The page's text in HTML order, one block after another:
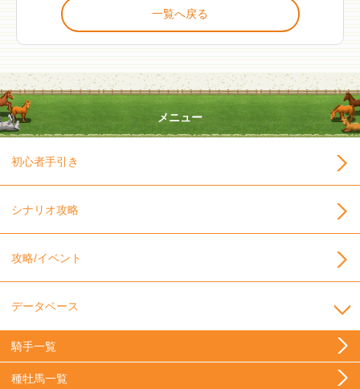
一覧へ戻る
メニュー
初心者手引き
シナリオ攻略
攻略/イベント
データベース
騎手一覧
種牡馬一覧